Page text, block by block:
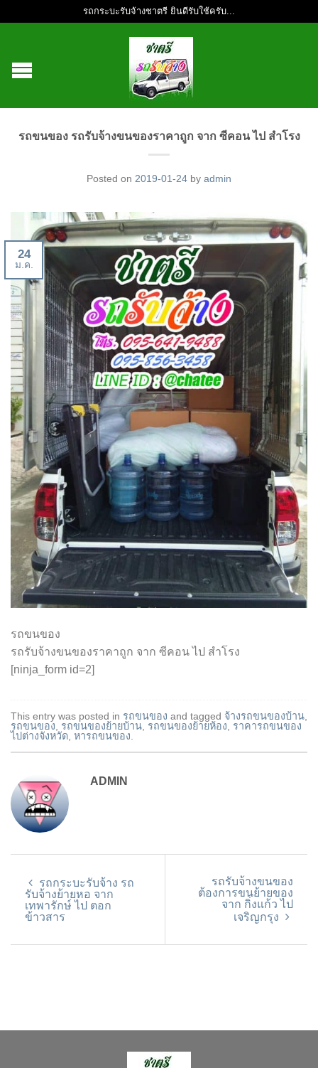
รถกระบะรับจ้างชาตรี ยินดีรับใช้ครับ...
รถขนของ รถรับจ้างขนของราคาถูก จาก ซีคอน ไป สำโรง
Posted on 2019-01-24 by admin
24
ม.ค.
รถขนของ
รถรับจ้างขนของราคาถูก จาก ซีคอน ไป สำโรง
[ninja_form id=2]
This entry was posted in รถขนของ and tagged จ้างรถขนของบ้าน,
รถขนของ, รถขนของย้ายบ้าน, รถขนของย้ายห้อง, ราคารถขนของ
ไปต่างจังหวัด, หารถขนของ.
ADMIN
รถกระบะรับจ้าง รถ
รับจ้างย้ายหอ จาก
เทพารักษ์ ไป ตอก
ข้าวสาร
รถรับจ้างขนของ
ต้องการขนย้ายของ
จาก กิ่งแก้ว ไป
เจริญกรุง